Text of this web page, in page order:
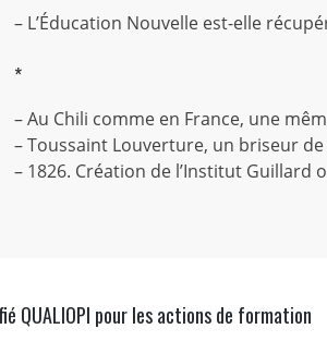
– L’Éducation Nouvelle est-elle
*
– Au Chili comme en France, une
– Toussaint Louverture, un briseur de
– 1826. Création de l’Institut
QUALIOPI pour les actions de formation